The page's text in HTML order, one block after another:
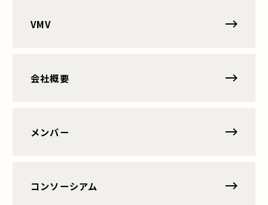
VMVへページ遷移します。
VMV
会社概要へページ遷移します。
会社概要
メンバーへページ遷移します。
メンバー
コンソーシアムへページ遷移します。
コンソーシアム